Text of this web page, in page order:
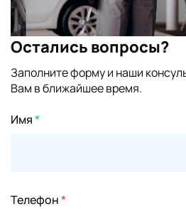
Остались вопросы?
Заполните форму и наши
Вам в ближайшее время.
Имя*
Телефон*